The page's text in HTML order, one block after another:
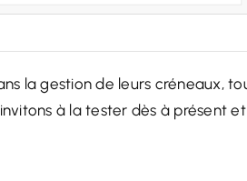
la gestion de leurs créneaux,
à la tester dès à présent et